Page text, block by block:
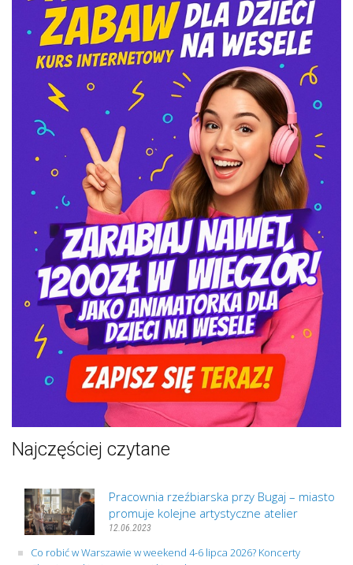
Najczęściej czytane
Pracownia rzeźbiarska przy Bugaj – miasto
promuje kolejne artystyczne atelier
12.06.2023
Co robić w Warszawie w weekend 4-6 lipca 2026? Koncerty